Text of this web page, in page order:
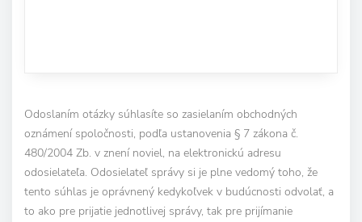
Odoslaním otázky súhlasíte so zasielaním obchodných
oznámení spoločnosti, podľa ustanovenia § 7 zákona č.
480/2004 Zb. v znení noviel, na elektronickú adresu
odosielateľa. Odosielateľ správy si je plne vedomý toho, že
tento súhlas je oprávnený kedykoľvek v budúcnosti odvolať, a
to ako pre prijatie jednotlivej správy, tak pre prijímanie